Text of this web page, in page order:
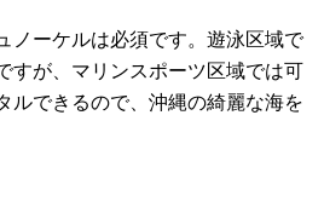
ノーケルは必須です。遊泳区域で
すが、マリンスポーツ区域では可
ルできるので、沖縄の綺麗な海を